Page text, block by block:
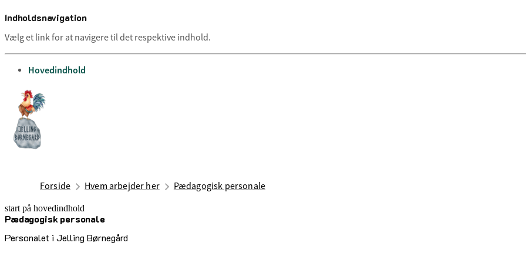
Indholdsnavigation
Vælg et link for at navigere til det respektive indhold.
gå til
Hovedindhold
Forside Hvem arbejder her Pædagogisk personale
start på hovedindhold
Pædagogisk personale
Personalet i Jelling Børnegård
senest opdateret 14. april 2026